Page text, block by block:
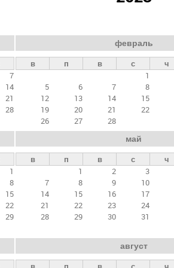
7
14
21
28
февраль
в п в с ч
1
5
6 7 8
12
13 14 15
19
20 21 22
26
27 28
1
8
15
22
29
май
в п в с ч
1
2 3
7
8 9 10
14
15 16 17
21
22 23 24
28
29 30 31
август